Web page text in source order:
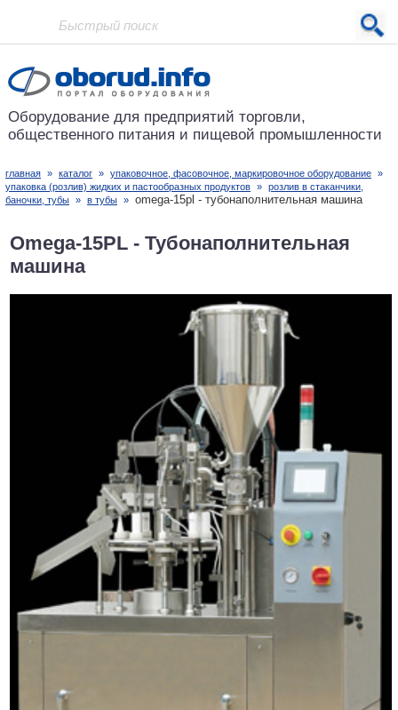
Проект основан в 2001 году
Оборудование для предприятий торговли,
общественного питания и пищевой промышленности
главная » каталог » упаковочное, фасовочное, маркировочное оборудование »
упаковка (розлив) жидких и пастообразных продуктов » розлив в стаканчики,
баночки, тубы » в тубы » omega-15pl - тубонаполнительная машина
Omega-15PL - Тубонаполнительная
машина